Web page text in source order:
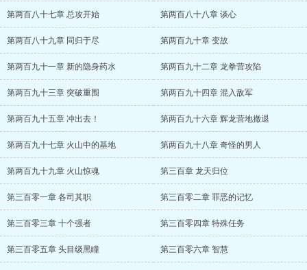
第两百八十七章 总攻开始 第两百八十八章 谈心
第两百八十九章 同归于尽 第两百九十章 变故
第两百九十一章 新的隐身药水 第两百九十二章 龙拳营攻陷
第两百九十三章 突破重围 第两百九十四章 混入敌军
第两百九十五章 冲出去！ 第两百九十六章 辉龙营地撤退
第两百九十七章 火山中的基地 第两百九十八章 奇怪的男人
第两百九十九章 火山惊魂 第三百章 龙天归位
第三百零一章 各司其职 第三百零二章 罪恶的记忆
第三百零三章 十个强者 第三百零四章 特殊任务
第三百零五章 头目级黑瞳 第三百零六章 智慧